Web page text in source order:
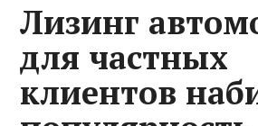
Лизинг
для частных
клиентов